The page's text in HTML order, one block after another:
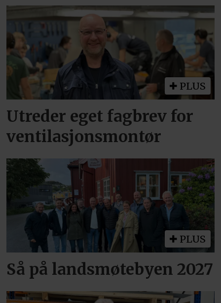
PLUS
Utreder eget fagbrev for
ventilasjonsmontør
PLUS
Så på landsmøtebyen 2027